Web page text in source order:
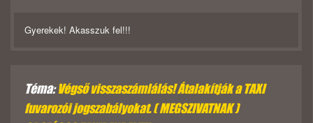
Gyerekek! Akasszuk fel!!!
Téma:Végső visszaszámlálás! Átalakítják a TAXI
fuvarozói jogszabályokat. ( MEGSZIVATNAK )